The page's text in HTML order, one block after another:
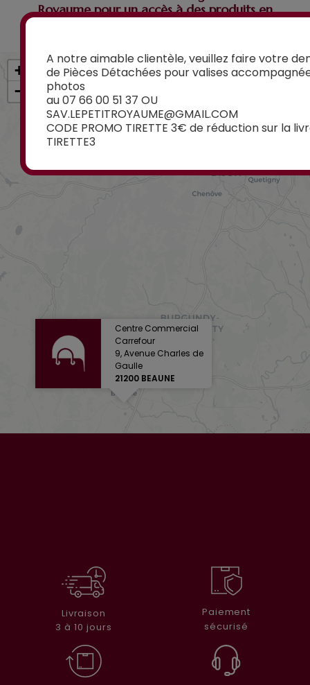
Royaume pour un accès à des produits en
4, Avenue
Maréchal Foch
Centre Commercial
Carrefour
9, Avenue Charles de
Gaulle
21200 BEAUNE
+
−
Livraison
3 à 10 jours
Paiement
sécurisé
A notre aimable clientèle, veuillez faire votre
de Pièces Détachées pour valises
photos
au 07 66 00 51 37 OU
SAV.LEPETITROYAUME@GMAIL.COM
CODE PROMO TIRETTE 3€ de réduction sur la
TIRETTE3